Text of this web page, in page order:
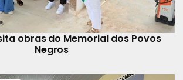
obras do Memorial dos Povos
Negros